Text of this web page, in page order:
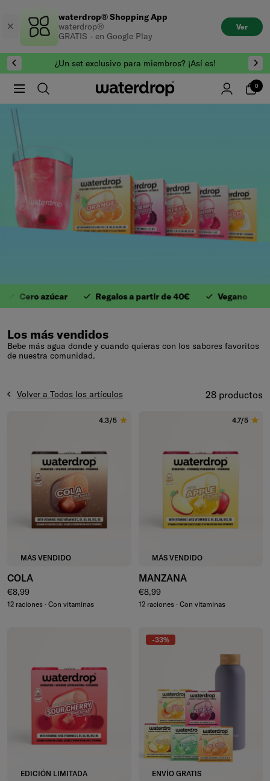
contenido
waterdrop® Shopping App
waterdrop®
GRATIS - en Google Play
Ver
¿Un set exclusivo para miembros? ¡Así es!
0
1. Valiosas
azúcar Regalos a partir de 40€ Vegano
Los más vendidos
Bebe más agua donde y cuando quieras con los sabores favoritos
de nuestra comunidad.
Volver a Todos los artículos 28 productos
MÁS VENDIDO
4.3/5
COLA
Precio normal
€8,99
12 raciones · Con vitaminas
MÁS VENDIDO
4.7/5
MANZANA
Precio normal
€8,99
12 raciones · Con vitaminas
EDICIÓN LIMITADA
-33%
ENVÍO GRATIS